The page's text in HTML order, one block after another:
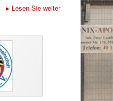
▸ Lesen Sie weiter